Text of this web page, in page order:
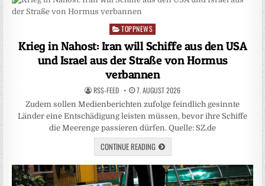
Posted
TOPPNEWS
Krieg in Nahost: Iran will Schiffe aus den USA
und Israel aus der Straße von Hormus
verbannen
RSS-FEED 7. AUGUST 2026
Zudem sollen Medienberichten zufolge feindlich gesinnte
Länder eine Entschädigung leisten müssen, bevor ihre Schiffe
die Meerenge passieren dürfen. Quelle: SZ.de
CONTINUE READING